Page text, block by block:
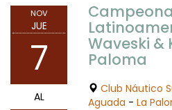
NOV
JUE
7
AL
Waveski &
Paloma
Club Náutico
Aguada - La